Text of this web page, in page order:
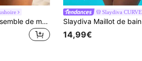
Swim Lushoire Ensemble de maillot de bain 2 pièces sexy grande taille pour vacances à la plage, été 2026, avec imprimé positionné
Slaydiva CURVE
14,99€